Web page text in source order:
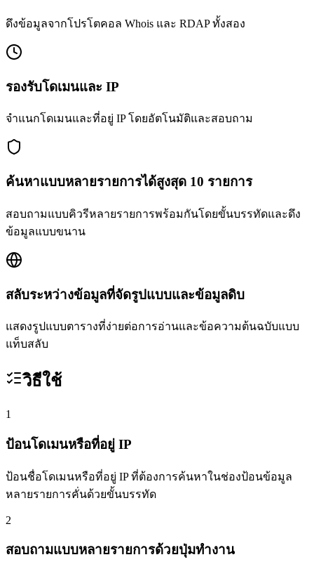
ดึงข้อมูลจากโปรโตคอล Whois และ RDAP ทั้งสอง
รองรับโดเมนและ IP
จำแนกโดเมนและที่อยู่ IP โดยอัตโนมัติและสอบถาม
ค้นหาแบบหลายรายการได้สูงสุด 10 รายการ
สอบถามแบบคิวรีหลายรายการพร้อมกันโดยขั้นบรรทัดและดึง
ข้อมูลแบบขนาน
สลับระหว่างข้อมูลที่จัดรูปแบบและข้อมูลดิบ
แสดงรูปแบบตารางที่ง่ายต่อการอ่านและข้อความต้นฉบับแบบ
แท็บสลับ
วิธีใช้
1
ป้อนโดเมนหรือที่อยู่ IP
ป้อนชื่อโดเมนหรือที่อยู่ IP ที่ต้องการค้นหาในช่องป้อนข้อมูล
หลายรายการคั่นด้วยขั้นบรรทัด
2
สอบถามแบบหลายรายการด้วยปุ่มทำงาน